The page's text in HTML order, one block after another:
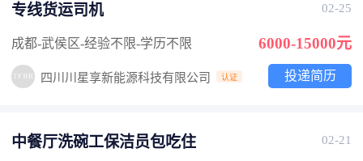
专线货运司机 02-25
成都-武侯区-经验不限-学历不限 6000-15000元
四川川星享新能源科技有限公司 认证 投递简历
中餐厅洗碗工保洁员包吃住 02-21